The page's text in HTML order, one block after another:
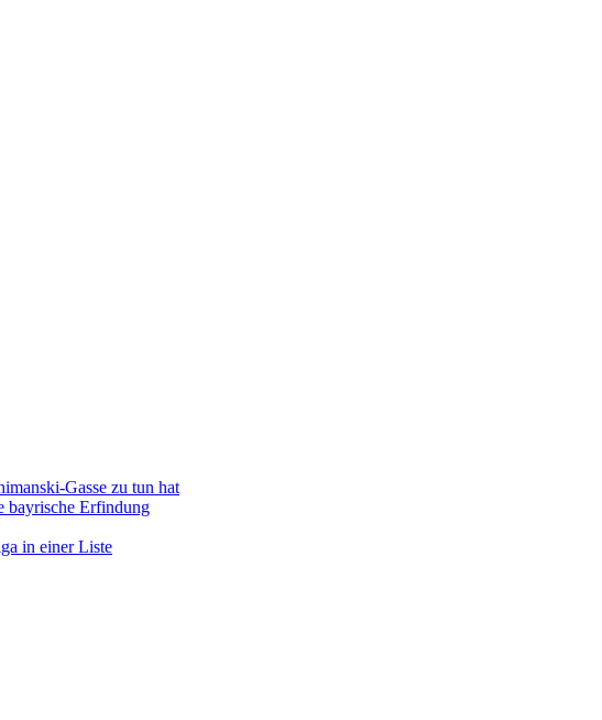
Gasse zu tun hat
bayrische Erfindung
in einer Liste